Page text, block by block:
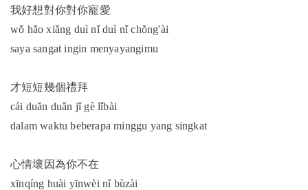
我好想對你對你寵愛
wǒ hǎo xiǎng duì nǐ duì nǐ chǒng'ài
saya sangat ingin menyayangimu
才短短幾個禮拜
cái duǎn duǎn jǐ gè lǐbài
dalam waktu beberapa minggu yang singkat
心情壞因為你不在
xīnqíng huài yīnwèi nǐ bùzài